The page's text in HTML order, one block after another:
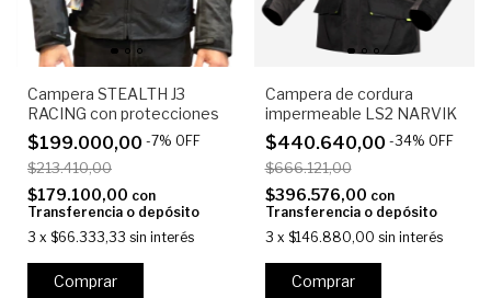
Campera STEALTH J3
RACING con protecciones
$199.000,00 -7% OFF
$213.410,00
$179.100,00 con
Transferencia o depósito
3 x $66.333,33 sin interés
Comprar
Campera de cordura
impermeable LS2 NARVIK
$440.640,00 -34% OFF
$666.121,00
$396.576,00 con
Transferencia o depósito
3 x $146.880,00 sin interés
Comprar